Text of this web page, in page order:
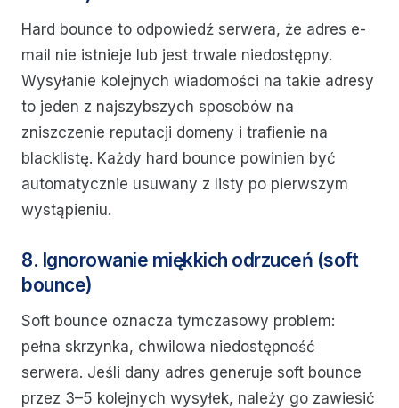
Hard bounce to odpowiedź serwera, że adres e-
mail nie istnieje lub jest trwale niedostępny.
Wysyłanie kolejnych wiadomości na takie adresy
to jeden z najszybszych sposobów na
zniszczenie reputacji domeny i trafienie na
blacklistę. Każdy hard bounce powinien być
automatycznie usuwany z listy po pierwszym
wystąpieniu.
8. Ignorowanie miękkich odrzuceń (soft
bounce)
Soft bounce oznacza tymczasowy problem:
pełna skrzynka, chwilowa niedostępność
serwera. Jeśli dany adres generuje soft bounce
przez 3–5 kolejnych wysyłek, należy go zawiesić